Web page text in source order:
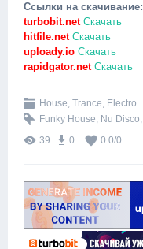
Ссылки на скачивание:
turbobit.netСкачать
hitfile.netСкачать
uploady.io Скачать
rapidgator.netСкачать
House, Trance, Electro
Funky House, Nu Disco,
39
0 0.0/0